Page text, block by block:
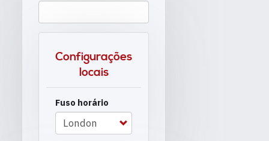
Configurações
locais
Fuso horário